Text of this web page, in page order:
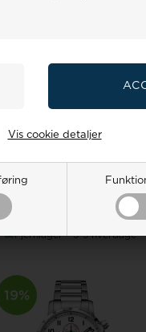
Vis cookie detaljer
01.1641.118 Avenue men`s
42mm 10ATM
Vejl. udsalgspris1.500,00
DKR 1.215,00
Fjernlager - 3-5 hverdage
19%